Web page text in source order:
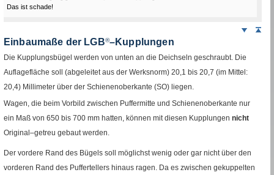
Das ist schade!
Weiter
Einbaumaße der LGB®–Kupplungen
Die Kupplungsbügel werden von unten an die Deichseln geschraubt. Die
Auflagefläche soll (abgeleitet aus der Werksnorm) 20,1 bis 20,7 (im Mittel:
20,4) Millimeter über der Schienenoberkante (SO) liegen.
Wagen, die beim Vorbild zwischen Puffermitte und Schienenoberkante nur
ein Maß von 650 bis 700 mm hatten, können mit diesen Kupplungen nicht
Original–getreu gebaut werden.
Der vordere Rand des Bügels soll möglichst wenig oder gar nicht über den
vorderen Rand des Puffertellers hinaus ragen. Da es zwischen gekuppelten